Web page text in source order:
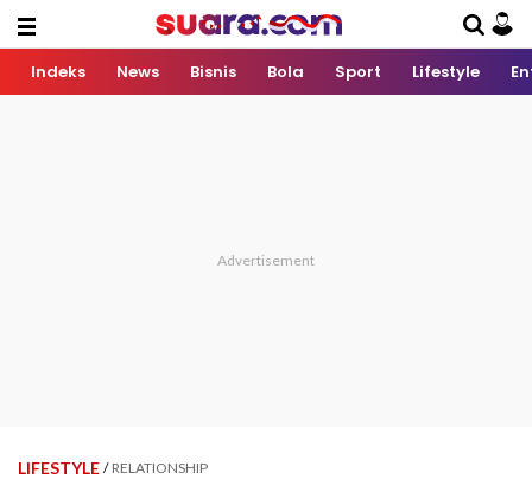
Indeks News Bisnis Bola Sport Lifestyle
LIFESTYLE / RELATIONSHIP